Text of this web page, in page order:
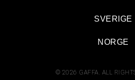
© 2026 GAFFA. ALL
SVERIGE
NORGE